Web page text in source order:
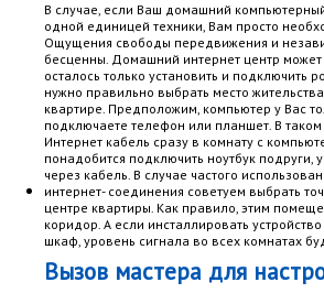
В случае, если Ваш домашний
одной единицей техники, Вам просто
Ощущения свободы передвижения и
бесценны. Домашний интернет центр может
осталось только установить и подключить
нужно правильно выбрать место
квартире. Предположим, компьютер у Вас
подключаете телефон или планшет. В таком
Интернет кабель сразу в комнату с
понадобится подключить ноутбук подруги,
через кабель. В случае частого
интернет- соединения советуем выбрать
центре квартиры. Как правило, этим
коридор. А если инсталлировать
шкаф, уровень сигнала во всех комнатах
Вызов мастера для